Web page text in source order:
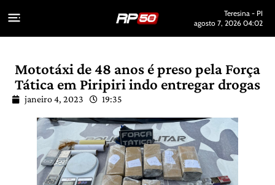
Teresina - PI
agosto 7, 2026 04:02
Mototáxi de 48 anos é preso pela Força
Tática em Piripiri indo entregar drogas
janeiro 4, 2023 19:35